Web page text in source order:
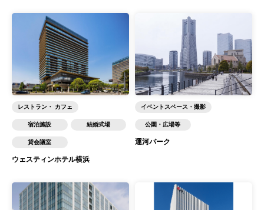
ウェスティンホテル横浜
レストラン・ カフェ
宿泊施設 結婚式場
貸会議室 運河パーク
イベントスペース・撮影
公園・広場等